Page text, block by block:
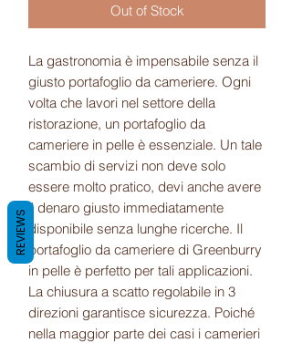
Out of Stock
La gastronomia è impensabile senza il
giusto portafoglio da cameriere. Ogni
volta che lavori nel settore della
ristorazione, un portafoglio da
cameriere in pelle è essenziale. Un tale
scambio di servizi non deve solo
essere molto pratico, devi anche avere
il denaro giusto immediatamente
disponibile senza lunghe ricerche. Il
portafoglio da cameriere di Greenburry
in pelle è perfetto per tali applicazioni.
La chiusura a scatto regolabile in 3
direzioni garantisce sicurezza. Poiché
nella maggior parte dei casi i camerieri
REVIEWS